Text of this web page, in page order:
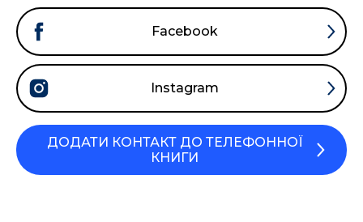
Facebook
Instagram
ДОДАТИ КОНТАКТ ДО ТЕЛЕФОННОЇ
КНИГИ